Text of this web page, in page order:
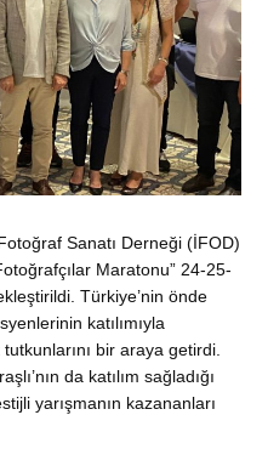
Sanatı Derneği (İFOD)
Maratonu” 24-25-
Türkiye’nin önde
katılımıyla
bir araya getirdi.
da katılım sağladığı
yarışmanın kazananları